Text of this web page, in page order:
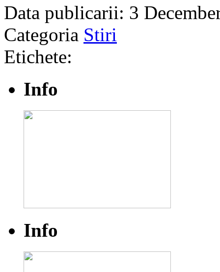
Data publicarii: 3
Categoria Stiri
Etichete:
Info
Info